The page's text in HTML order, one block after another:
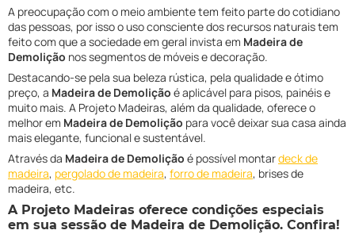
A preocupação com o meio ambiente tem feito parte do cotidiano
das pessoas, por isso o uso consciente dos recursos naturais tem
feito com que a sociedade em geral invista em Madeira de
Demolição nos segmentos de móveis e decoração.
Destacando-se pela sua beleza rústica, pela qualidade e ótimo
preço, a Madeira de Demolição é aplicável para pisos, painéis e
muito mais. A Projeto Madeiras, além da qualidade, oferece o
melhor em Madeira de Demolição para você deixar sua casa ainda
mais elegante, funcional e sustentável.
Através da Madeira de Demolição é possível montardeck de
madeira, pergolado de madeira, forro de madeira, brises de
madeira, etc.
A Projeto Madeiras oferece condições especiais
em sua sessão de Madeira de Demolição. Confira!